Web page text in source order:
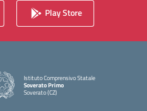
Play Store
Istituto Comprensivo Statale
Soverato Primo
Soverato (CZ)